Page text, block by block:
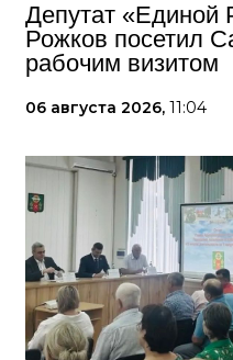
Депутат «Единой
Рожков посетил
рабочим визитом
06 августа 2026, 11:04